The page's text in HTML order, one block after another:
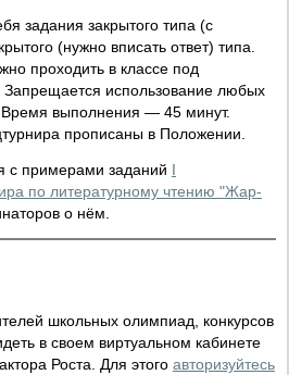
задания закрытого типа (с
(нужно вписать ответ) типа.
проходить в классе под
Запрещается использование любых
выполнения — 45 минут.
прописаны в Положении.
с примерами заданий I
по литературному чтению "Жар-
о нём.
школьных олимпиад, конкурсов
в своем виртуальном кабинете
Роста. Для этого авторизуйтесь